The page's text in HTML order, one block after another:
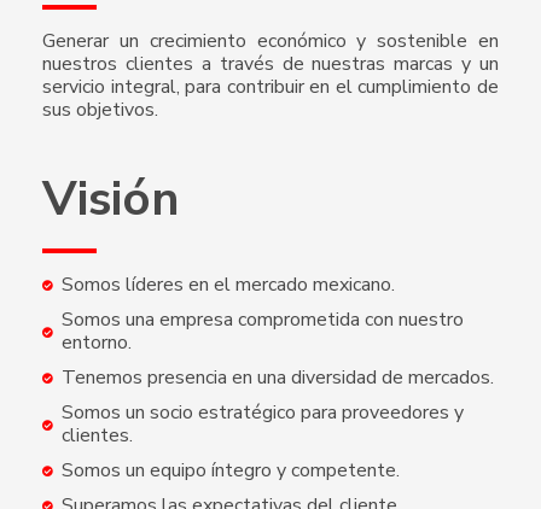
Generar un crecimiento económico y sostenible en
nuestros clientes a través de nuestras marcas y un
servicio integral, para contribuir en el cumplimiento de
sus objetivos.
Visión
Somos líderes en el mercado mexicano.
Somos una empresa comprometida con nuestro
entorno.
Tenemos presencia en una diversidad de mercados.
Somos un socio estratégico para proveedores y
clientes.
Somos un equipo íntegro y competente.